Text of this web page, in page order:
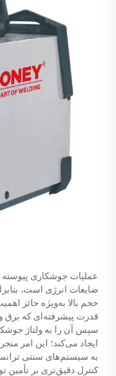
عملیات جوشکاری پیوسته
ضایعات انرژی است،
حجم بالا به‌ویژه حائز
سپس آن را به ولتاژ
ایجاد می‌کند؛ این امر
به سیستم‌های سنتی
کنترل دقیق‌تری بر تأمین